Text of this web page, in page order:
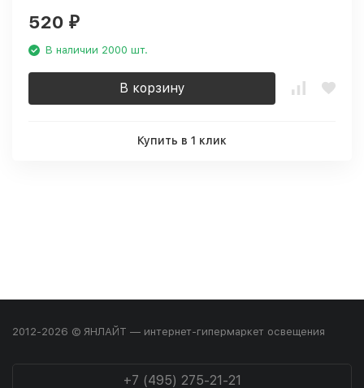
520 ₽
В наличии 2000 шт.
В корзину
Купить в 1 клик
2012-2026 © ЯНЛАЙТ — интернет-гипермаркет освещения
+7 (495) 275-21-21